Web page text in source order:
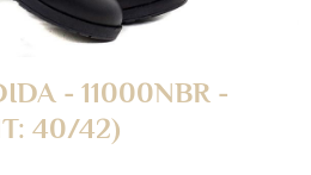
- 11000NBR -
40/42)